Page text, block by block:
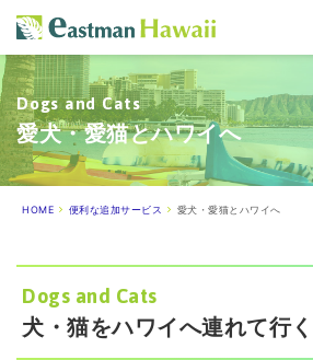
ハワイ留学
Dogs and Cats
愛犬・愛猫とハワイへ
HOME 便利な追加サービス 愛犬・愛猫とハワイへ
Dogs and Cats
犬・猫をハワイへ連れて行く